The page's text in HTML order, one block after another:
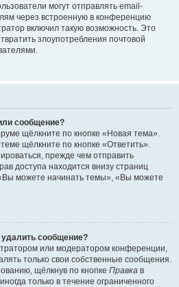
могут отправлять email-
через встроенную в конференцию
включил такую возможность. Это
злоупотребления почтовой
сообщение?
щёлкните по кнопке «Новая тема».
щёлкните по кнопке «Ответить».
прежде чем отправить
доступа находится внизу страниц
можете начинать темы», «Вы можете
удалить сообщение?
или модератором конференции,
только свои собственные сообщения.
щёлкнув по кнопке Правка в
только в течение ограниченного